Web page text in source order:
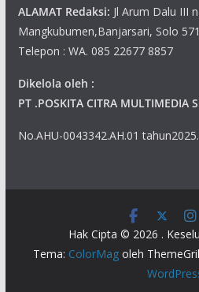
ALAMAT Redaksi: Jl Arum Dalu III
Mangkubumen,Banjarsari, Solo
Telepon : WA. 085 22677 8857
Dikelola oleh :
PT .POSKITA CITRA MULTIMEDIA
No.AHU-0043342.AH.01 tahun2025.
Hak Cipta © 2026 .
Tema: ColorMagoleh